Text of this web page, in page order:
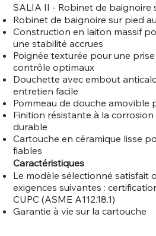
SALIA II - Robinet de baignoire
Robinet de baignoire sur pied
Construction en laiton massif
une stabilité accrues
Poignée texturée pour une
contrôle optimaux
Douchette avec embout
entretien facile
Pommeau de douche amovible
Finition résistante à la
durable
Cartouche en céramique lisse
fiables
Caractéristiques
Le modèle sélectionné satisfait
exigences suivantes :
CUPC (ASME A112.18.1)
Garantie à vie sur la cartouche